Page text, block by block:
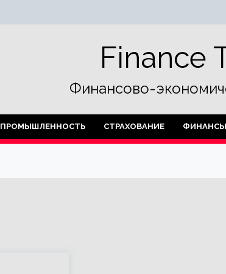
Finance
Финансово-
ПРОМЫШЛЕННОСТЬ СТРАХОВАНИЕ ФИНАНСЫ